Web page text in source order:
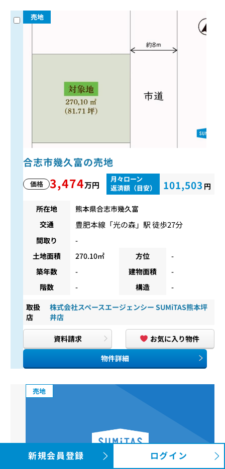
売地
合志市幾久富の売地
価格 3,474万円
月々ローン
返済額（目安）
101,503 円
所在地
熊本県合志市幾久富
交通
豊肥本線 「光の森」駅 徒歩27分
間取り
-
土地面積
270.10㎡ 方位
-
築年数
- 建物面積
-
階数
- 構造 -
取扱
店
株式会社スペースエージェンシー SUMiTAS熊本坪
井店
資料請求
お気に入り物件
物件詳細
売地
新規会員登録 ログイン